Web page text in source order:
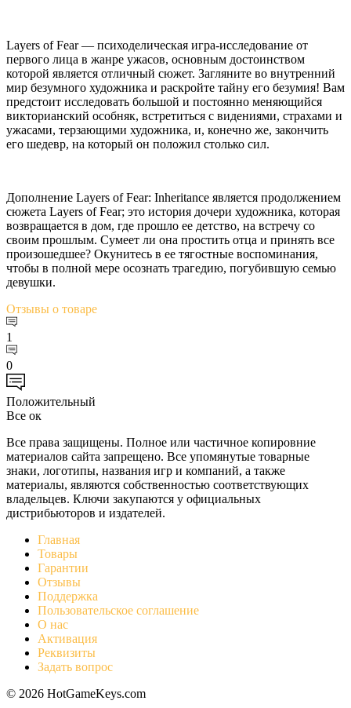
Layers of Fear — психоделическая игра-исследование от
первого лица в жанре ужасов, основным достоинством
которой является отличный сюжет. Загляните во внутренний
мир безумного художника и раскройте тайну его безумия! Вам
предстоит исследовать большой и постоянно меняющийся
викторианский особняк, встретиться с видениями, страхами и
ужасами, терзающими художника, и, конечно же, закончить
его шедевр, на который он положил столько сил.
Дополнение Layers of Fear: Inheritance является продолжением
сюжета Layers of Fear; это история дочери художника, которая
возвращается в дом, где прошло ее детство, на встречу со
своим прошлым. Сумеет ли она простить отца и принять все
произошедшее? Окунитесь в ее тягостные воспоминания,
чтобы в полной мере осознать трагедию, погубившую семью
девушки.
Отзывы о товаре
1
0
Положительный
Все ок
Все права защищены. Полное или частичное копировние
материалов сайта запрещено. Все упомянутые товарные
знаки, логотипы, названия игр и компаний, а также
материалы, являются собственностью соответствующих
владельцев. Ключи закупаются у официальных
дистрибьюторов и издателей.
Главная
Товары
Гарантии
Отзывы
Поддержка
Пользовательское соглашение
О нас
Активация
Реквизиты
Задать вопрос
© 2026 HotGameKeys.com